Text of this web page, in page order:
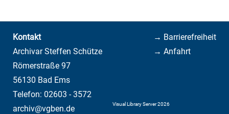
→ Barrierefreiheit
→ Anfahrt
Kontakt
Archivar Steffen Schütze
Römerstraße 97
56130 Bad Ems
Telefon: 02603 - 3572
archiv@vgben.de
Visual Library Server 2026